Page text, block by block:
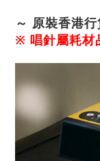
～ 原裝香港
※ 唱針屬耗材